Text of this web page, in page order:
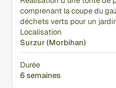
comprenant la coupe du
déchets verts pour un
Localisation
Surzur (Morbihan)
Durée
6 semaines